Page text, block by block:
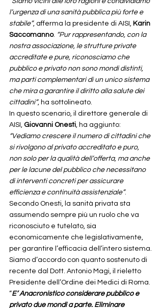
l’urgenza di una sanità pubblica più forte e
stabile”, afferma la presidente di AISI, Karin
Saccomanno. “Pur rappresentando, con la
nostra associazione, le strutture private
accreditate e pure, riconosciamo che
pubblico e privato non sono mondi distinti,
ma parti complementari di un unico sistema
che mira a garantire il diritto alla salute dei
cittadini”, ha sottolineato.
In questo scenario, il direttore generale di
AISI, Giovanni Onesti, ha aggiunto:
“Vediamo crescere il numero di cittadini che
si rivolgono al privato accreditato e puro,
non solo per la qualità dell’offerta, ma anche
per le lacune del pubblico che necessitano
di interventi concreti per assicurare
efficienza e continuità assistenziale”.
Secondo Onesti, la sanità privata sta
assumendo sempre più un ruolo che va
riconosciuto e tutelato, sia
economicamente che legislativamente,
per garantire l’efficacia dell’intero sistema.
Siamo d’accordo con quanto sostenuto di
recente dal Dott. Antonio Magi, il rieletto
Presidente dell’Ordine dei Medici di Roma.
“E’ Anacronistico considerare pubblico e
privato due mondi a parte. Eliminare